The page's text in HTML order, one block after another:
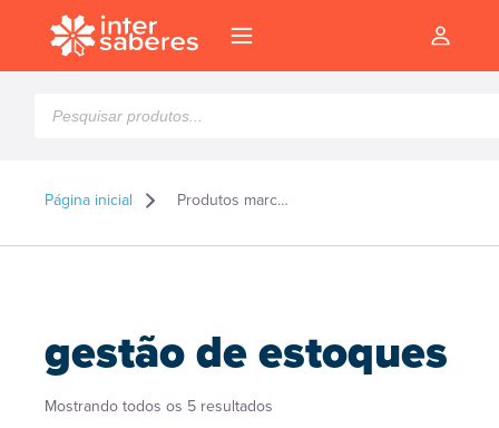
produtos
Página inicial Produtos marcados como “gestão de estoques”
gestão de estoques
Mostrando todos os 5 resultados